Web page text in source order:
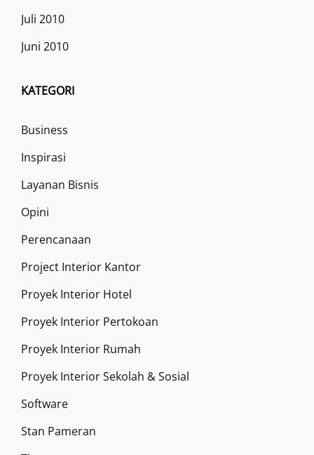
Juli 2010
Juni 2010
KATEGORI
Business
Inspirasi
Layanan Bisnis
Opini
Perencanaan
Project Interior Kantor
Proyek Interior Hotel
Proyek Interior Pertokoan
Proyek Interior Rumah
Proyek Interior Sekolah & Sosial
Software
Stan Pameran